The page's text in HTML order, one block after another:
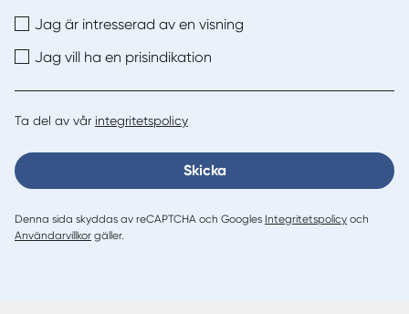
Jag är intresserad av en visning
Jag vill ha en prisindikation
Ta del av vår integritetspolicy
Skicka
Denna sida skyddas av reCAPTCHA och Googles Integritetspolicy och
Användarvillkor gäller.